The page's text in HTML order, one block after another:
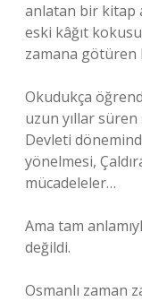
anlatan bir kitap
eski kâğıt
zamana götüren
Okudukça
uzun yıllar
Devleti
yönelmesi,
mücadeleler…
Ama tam
değildi.
Osmanlı zaman